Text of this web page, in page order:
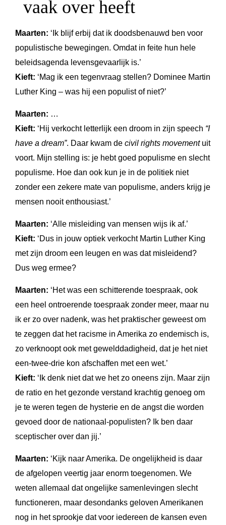
vaak over heeft
Maarten: ‘Ik blijf erbij dat ik doodsbenauwd ben voor
populistische bewegingen. Omdat in feite hun hele
beleidsagenda levensgevaarlijk is.’
Kieft: ‘Mag ik een tegenvraag stellen? Dominee Martin
Luther King – was hij een populist of niet?’
Maarten: …
Kieft: ‘Hij verkocht letterlijk een droom in zijn speech “I
have a dream”. Daar kwam de civil rights movementuit
voort. Mijn stelling is: je hebt goed populisme en slecht
populisme. Hoe dan ook kun je in de politiek niet
zonder een zekere mate van populisme, anders krijg je
mensen nooit enthousiast.’
Maarten: ‘Alle misleiding van mensen wijs ik af.’
Kieft: ‘Dus in jouw optiek verkocht Martin Luther King
met zijn droom een leugen en was dat misleidend?
Dus weg ermee?
Maarten: ‘Het was een schitterende toespraak, ook
een heel ontroerende toespraak zonder meer, maar nu
ik er zo over nadenk, was het praktischer geweest om
te zeggen dat het racisme in Amerika zo endemisch is,
zo verknoopt ook met gewelddadigheid, dat je het niet
een-twee-drie kon afschaffen met een wet.’
Kieft: ‘Ik denk niet dat we het zo oneens zijn. Maar zijn
de ratio en het gezonde verstand krachtig genoeg om
je te weren tegen de hysterie en de angst die worden
gevoed door de nationaal-populisten? Ik ben daar
sceptischer over dan jij.’
Maarten: ‘Kijk naar Amerika. De ongelijkheid is daar
de afgelopen veertig jaar enorm toegenomen. We
weten allemaal dat ongelijke samenlevingen slecht
functioneren, maar desondanks geloven Amerikanen
nog in het sprookje dat voor iedereen de kansen even